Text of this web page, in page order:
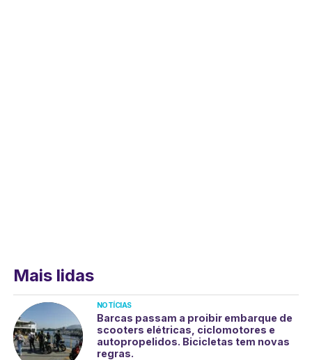
Mais lidas
NOTÍCIAS
Barcas passam a proibir embarque de
scooters elétricas, ciclomotores e
autopropelidos. Bicicletas tem novas
regras.